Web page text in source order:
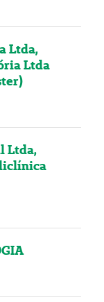
Ltda,
Ltda
Ltda,